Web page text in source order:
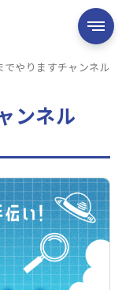
でやりますチャンネル
ンネル